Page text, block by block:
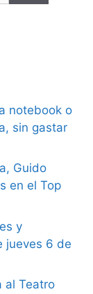
notebook o
sin gastar
Guido
en el Top
y
jueves 6 de
al Teatro